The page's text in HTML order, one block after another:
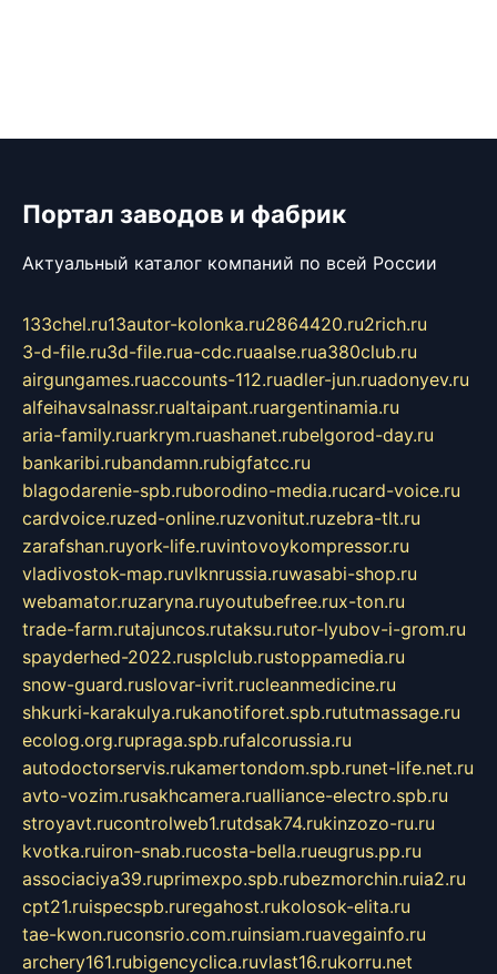
Портал заводов и фабрик
Актуальный каталог компаний по всей России
133chel.ru13autor-kolonka.ru2864420.ru2rich.ru
3-d-file.ru3d-file.rua-cdc.ruaalse.rua380club.ru
airgungames.ruaccounts-112.ruadler-jun.ruadonyev.ru
alfeihavsalnassr.rualtaipant.ruargentinamia.ru
aria-family.ruarkrym.ruashanet.rubelgorod-day.ru
bankaribi.rubandamn.rubigfatcc.ru
blagodarenie-spb.ruborodino-media.rucard-voice.ru
cardvoice.ruzed-online.ruzvonitut.ruzebra-tlt.ru
zarafshan.ruyork-life.ruvintovoykompressor.ru
vladivostok-map.ruvlknrussia.ruwasabi-shop.ru
webamator.ruzaryna.ruyoutubefree.rux-ton.ru
trade-farm.rutajuncos.rutaksu.rutor-lyubov-i-grom.ru
spayderhed-2022.rusplclub.rustoppamedia.ru
snow-guard.ruslovar-ivrit.rucleanmedicine.ru
shkurki-karakulya.rukanotiforet.spb.rututmassage.ru
ecolog.org.rupraga.spb.rufalcorussia.ru
autodoctorservis.rukamertondom.spb.runet-life.net.ru
avto-vozim.rusakhcamera.rualliance-electro.spb.ru
stroyavt.rucontrolweb1.rutdsak74.rukinzozo-ru.ru
kvotka.ruiron-snab.rucosta-bella.rueugrus.pp.ru
associaciya39.ruprimexpo.spb.rubezmorchin.ruia2.ru
cpt21.ruispecspb.ruregahost.rukolosok-elita.ru
tae-kwon.ruconsrio.com.ruinsiam.ruavegainfo.ru
archery161.rubigencyclica.ruvlast16.rukorru.net